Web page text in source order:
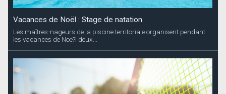
Vacances de Noël : Stage de natation
Les maîtres-nageurs de la piscine territoriale organisent pendant
les vacances de Noe?l deux...